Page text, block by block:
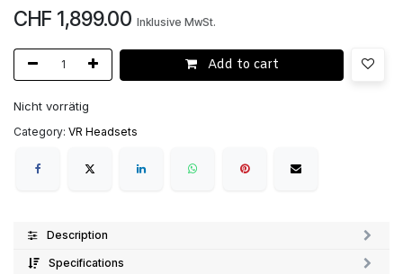
CHF 1,899.00 Inklusive MwSt.
Add to cart
Nicht vorrätig
Category: VR Headsets
Description
Specifications